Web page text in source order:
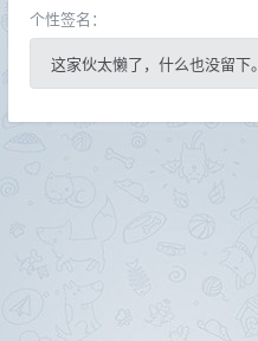
个性签名：
这家伙太懒了，什么也没留下。